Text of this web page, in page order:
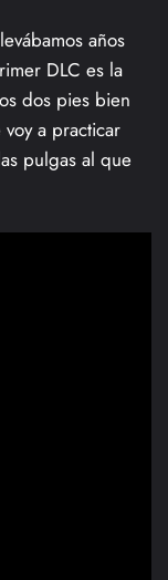
años
DLC es la
dos pies bien
a practicar
pulgas al que